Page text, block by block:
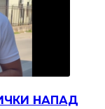
НАПАД